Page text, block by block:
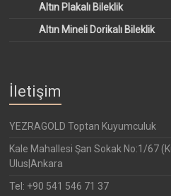
Altın Plakalı Bileklik
Altın Mineli Dorikalı Bileklik
İletişim
YEZRAGOLD Toptan Kuyumculuk
Kale Mahallesi Şan Sokak No:1/67
Ulus|Ankara
Tel: +90 541 546 71 37